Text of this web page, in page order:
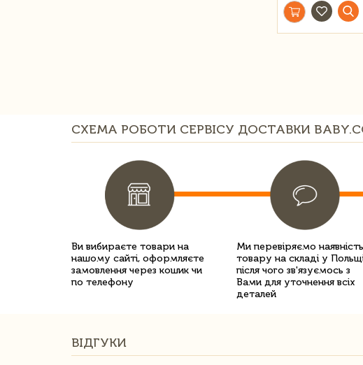
СХЕМА РОБОТИ СЕРВІСУ ДОСТАВКИ
Ви вибираєте товари на
нашому сайті, оформляєте
замовлення через кошик чи
по телефону
Ми перевіряємо наявність
товару на складі у
після чого зв'язуємось з
Вами для уточнення всіх
деталей
ВІДГУКИ